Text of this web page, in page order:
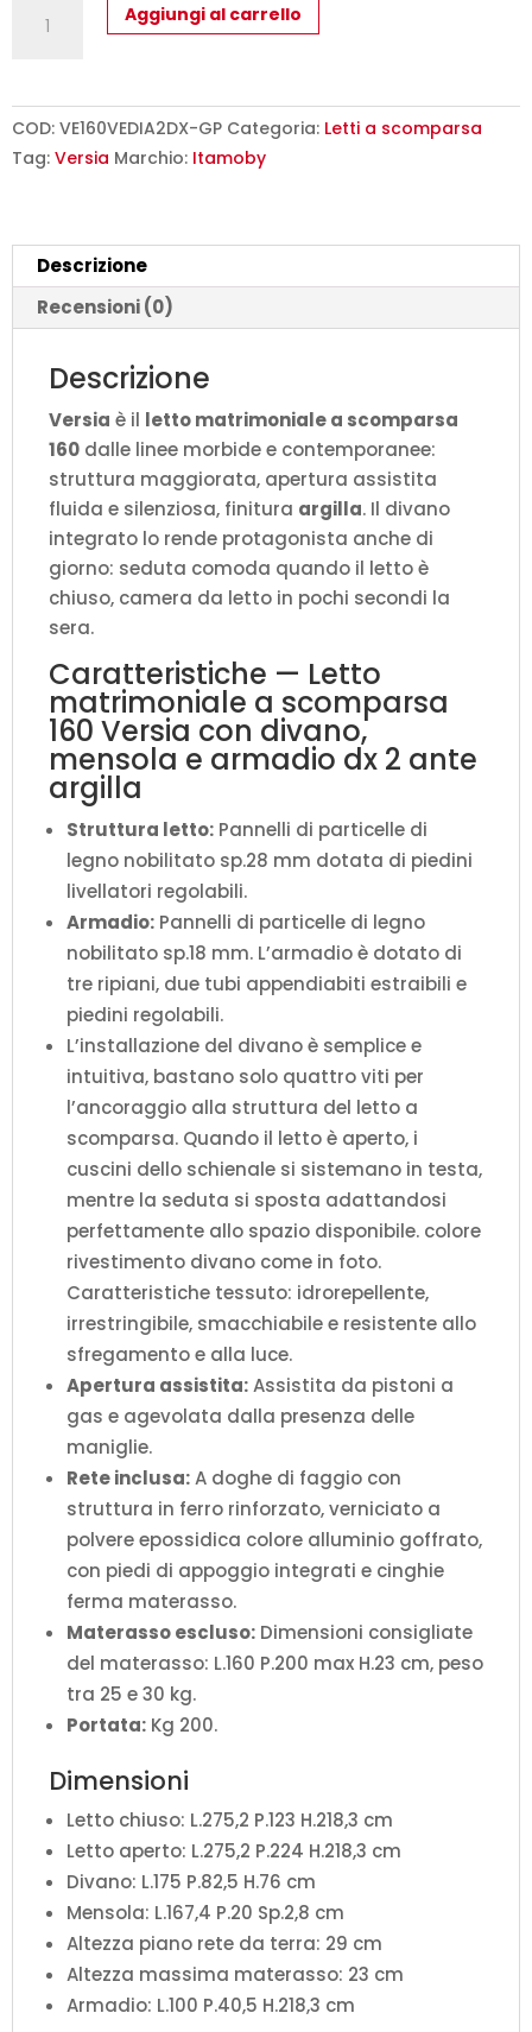
matrimoniale
160
Versia
mensola
armadio
dx
ante
argilla
L.275,2
P.123
H.218,3
(aperto
P.224
quantità
Aggiungi al carrello
COD: VE160VEDIA2DX-GP Categoria: Letti a scomparsa
Tag: Versia Marchio: Itamoby
Descrizione
Recensioni (0)
Descrizione
Versia è il letto matrimoniale a scomparsa
160 dalle linee morbide e contemporanee:
struttura maggiorata, apertura assistita
fluida e silenziosa, finitura argilla. Il divano
integrato lo rende protagonista anche di
giorno: seduta comoda quando il letto è
chiuso, camera da letto in pochi secondi la
sera.
Caratteristiche — Letto
matrimoniale a scomparsa
160 Versia con divano,
mensola e armadio dx 2 ante
argilla
Struttura letto: Pannelli di particelle di
legno nobilitato sp.28 mm dotata di piedini
livellatori regolabili.
Armadio: Pannelli di particelle di legno
nobilitato sp.18 mm. L’armadio è dotato di
tre ripiani, due tubi appendiabiti estraibili e
piedini regolabili.
L’installazione del divano è semplice e
intuitiva, bastano solo quattro viti per
l’ancoraggio alla struttura del letto a
scomparsa. Quando il letto è aperto, i
cuscini dello schienale si sistemano in testa,
mentre la seduta si sposta adattandosi
perfettamente allo spazio disponibile. colore
rivestimento divano come in foto.
Caratteristiche tessuto: idrorepellente,
irrestringibile, smacchiabile e resistente allo
sfregamento e alla luce.
Apertura assistita:Assistita da pistoni a
gas e agevolata dalla presenza delle
maniglie.
Rete inclusa:A doghe di faggio con
struttura in ferro rinforzato, verniciato a
polvere epossidica colore alluminio goffrato,
con piedi di appoggio integrati e cinghie
ferma materasso.
Materasso escluso: Dimensioni consigliate
del materasso: L.160 P.200 max H.23 cm, peso
tra 25 e 30 kg.
Portata: Kg 200.
Dimensioni
Letto chiuso: L.275,2 P.123 H.218,3 cm
Letto aperto: L.275,2 P.224 H.218,3 cm
Divano: L.175 P.82,5 H.76 cm
Mensola: L.167,4 P.20 Sp.2,8 cm
Altezza piano rete da terra: 29 cm
Altezza massima materasso: 23 cm
Armadio: L.100 P.40,5 H.218,3 cm